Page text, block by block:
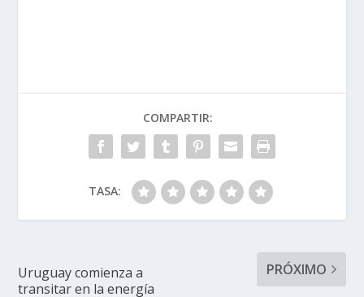
COMPARTIR:
TASA:
Uruguay comienza a
transitar en la energía
PRÓXIMO